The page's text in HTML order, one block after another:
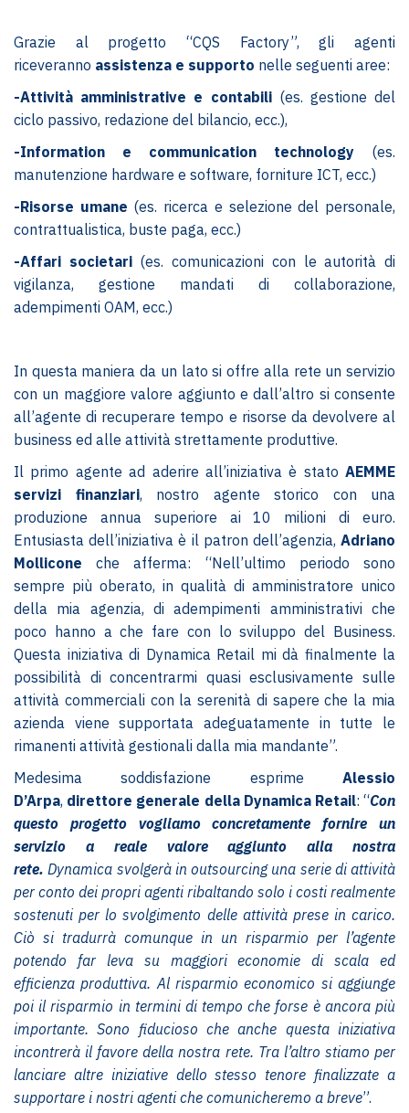
Grazie al progetto “CQS Factory”, gli agenti
riceveranno assistenza e supporto nelle seguenti aree:
-Attività amministrative e contabili(es. gestione del
ciclo passivo, redazione del bilancio, ecc.),
-Information e communication technology (es.
manutenzione hardware e software, forniture ICT, ecc.)
-Risorse umane (es. ricerca e selezione del personale,
contrattualistica, buste paga, ecc.)
-Affari societari(es. comunicazioni con le autorità di
vigilanza, gestione mandati di collaborazione,
adempimenti OAM, ecc.)
In questa maniera da un lato si offre alla rete un servizio
con un maggiore valore aggiunto e dall’altro si consente
all’agente di recuperare tempo e risorse da devolvere al
business ed alle attività strettamente produttive.
Il primo agente ad aderire all’iniziativa è stato AEMME
servizi finanziari, nostro agente storico con una
produzione annua superiore ai 10 milioni di euro.
Entusiasta dell’iniziativa è il patron dell’agenzia, Adriano
Mollicone che afferma: “Nell’ultimo periodo sono
sempre più oberato, in qualità di amministratore unico
della mia agenzia, di adempimenti amministrativi che
poco hanno a che fare con lo sviluppo del Business.
Questa iniziativa di Dynamica Retail mi dà finalmente la
possibilità di concentrarmi quasi esclusivamente sulle
attività commerciali con la serenità di sapere che la mia
azienda viene supportata adeguatamente in tutte le
rimanenti attività gestionali dalla mia mandante”.
Medesima soddisfazione esprime Alessio
D’Arpa, direttore generale della Dynamica Retail: “Con
questo progetto vogliamo concretamente fornire un
servizio a reale valore aggiunto alla nostra
rete. Dynamica svolgerà in outsourcing una serie di attività
per conto dei propri agenti ribaltando solo i costi realmente
sostenuti per lo svolgimento delle attività prese in carico.
Ciò si tradurrà comunque in un risparmio per l’agente
potendo far leva su maggiori economie di scala ed
efficienza produttiva. Al risparmio economico si aggiunge
poi il risparmio in termini di tempo che forse è ancora più
importante. Sono fiducioso che anche questa iniziativa
incontrerà il favore della nostra rete. Tra l’altro stiamo per
lanciare altre iniziative dello stesso tenore finalizzate a
supportare i nostri agenti che comunicheremo a breve”.